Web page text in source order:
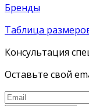
Бренды
Таблица
Консультация
Оставьте свой